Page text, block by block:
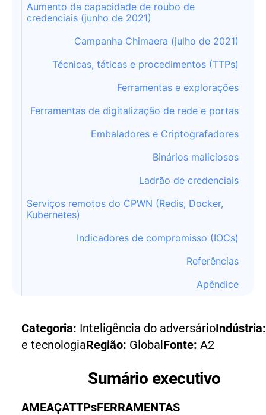
Aumento da capacidade de roubo de
credenciais (junho de 2021)
Campanha Chimaera (julho de 2021)
Técnicas, táticas e procedimentos (TTPs)
Ferramentas e explorações
Ferramentas de digitalização de rede e portas
Embaladores e Criptografadores
Binários maliciosos
Ladrão de credenciais
Serviços remotos do CPWN (Redis, Docker,
Kubernetes)
Indicadores de compromisso (IOCs)
Referências
Apêndice
Categoria: Inteligência do adversário
e tecnologiaRegião: GlobalFonte: A2
Sumário executivo
AMEAÇATTPsFERRAMENTAS